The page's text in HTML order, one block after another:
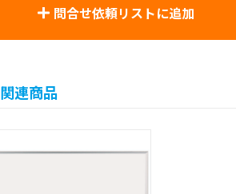
問合せ依頼リストに追加
関連商品